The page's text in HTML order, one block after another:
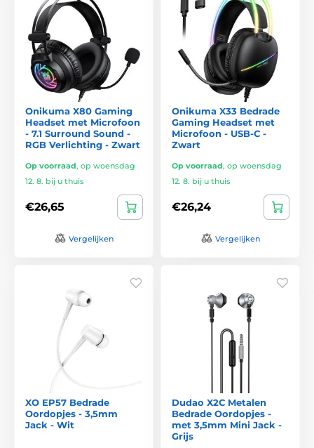
Onikuma X80 Gaming
Headset met Microfoon
- 7.1 Surround Sound -
RGB Verlichting - Zwart
Op voorraad, op woensdag
12. 8. bij u thuis
€26,65
Vergelijken
Onikuma X33 Bedrade
Gaming Headset met
Microfoon - USB-C -
Zwart
Op voorraad, op woensdag
12. 8. bij u thuis
€26,24
Vergelijken
XO EP57 Bedrade
Oordopjes - 3,5mm
Jack - Wit
Dudao X2C Metalen
Bedrade Oordopjes -
met 3,5mm Mini Jack -
Grijs